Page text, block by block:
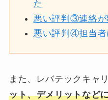
た
悪い評判③連絡が
悪い評判④担当者
また、レバテックキャ
ット、デメリットなど